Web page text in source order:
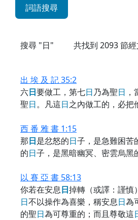
詞語搜尋
搜尋 "日" 共找到 2093節
出 埃 及 記 35:2
六日要做工，第七日乃為聖日
聖日。凡這日之內做工的，必把
西 番 雅 書 1:15
那日是忿怒的日子，是急難困苦
的日子，是黑暗幽冥、密雲烏黑
以 賽 亞 書 58:13
你若在安息日掉轉（或譯：謹慎
日不以操作為喜樂，稱安息日為
的聖日為可尊重的；而且尊敬這